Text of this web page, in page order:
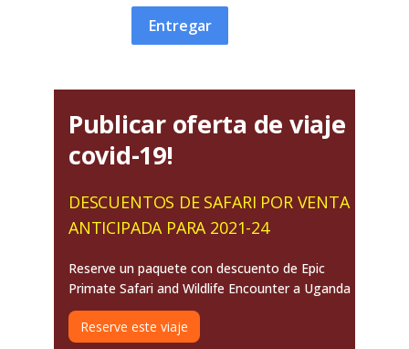
Entregar
Publicar oferta de viaje
covid-19!
DESCUENTOS DE SAFARI POR VENTA
ANTICIPADA PARA 2021-24
Reserve un paquete con descuento de Epic
Primate Safari and Wildlife Encounter a Uganda
Reserve este viaje